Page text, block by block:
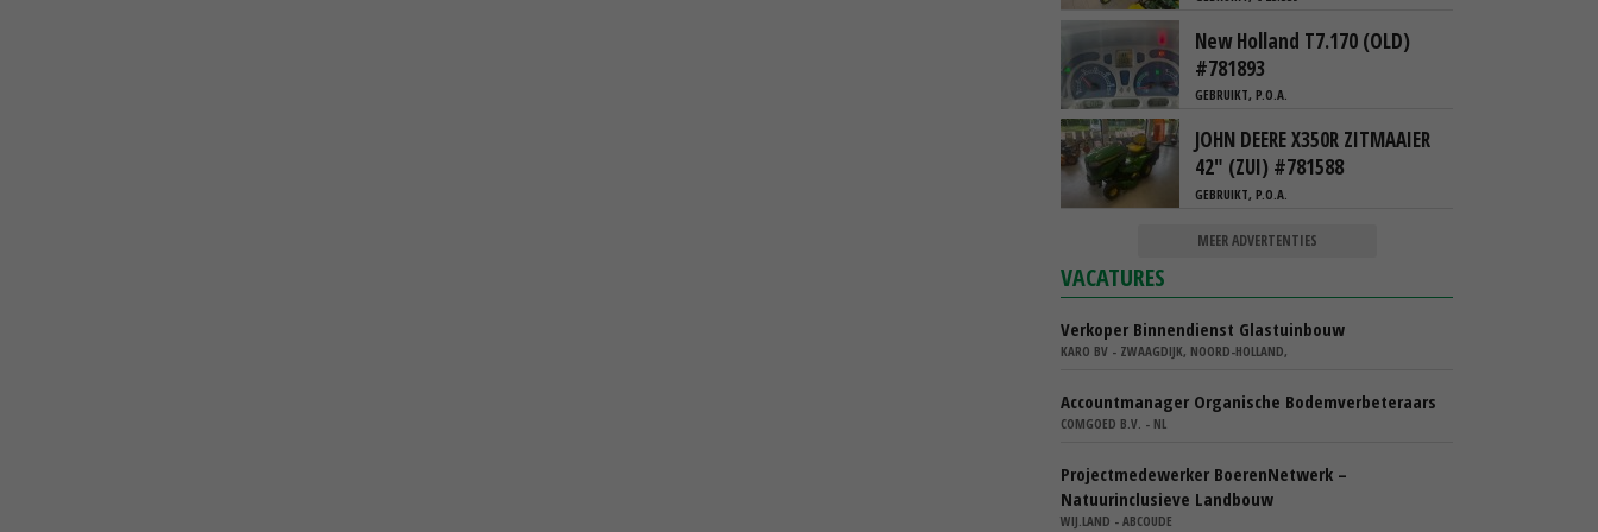
New Holland T7.170 (OLD)
#781893
GEBRUIKT, P.O.A.
JOHN DEERE X350R ZITMAAIER
42" (ZUI) #781588
GEBRUIKT, P.O.A.
MEER ADVERTENTIES
VACATURES
Verkoper Binnendienst Glastuinbouw
KARO BV - ZWAAGDIJK, NOORD-HOLLAND,
Accountmanager Organische Bodemverbeteraars
COMGOED B.V. - NL
Projectmedewerker BoerenNetwerk –
Natuurinclusieve Landbouw
WIJ.LAND - ABCOUDE